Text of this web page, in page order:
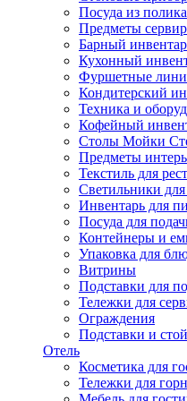
Посуда из
Предметы
Барный
Кухонный
Фуршетные
Кондитерский
Техника и
Кофейный
Столы Мойки
Предметы
Текстиль для
Светильники для
Инвентарь для
Посуда для
Контейнеры и
Упаковка для
Витрины
Подставки для
Тележки для
Ограждения
Подставки и
Отель
Косметика для
Тележки для